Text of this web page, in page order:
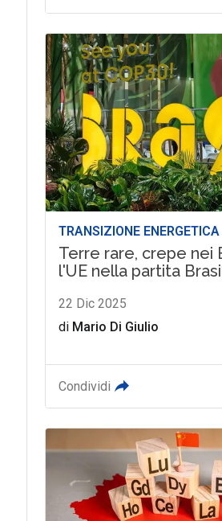
TRANSIZIONE ENERGETICA
Terre rare, crepe nei
l'UE nella partita
22 Dic 2025
di Mario Di Giulio
Condividi